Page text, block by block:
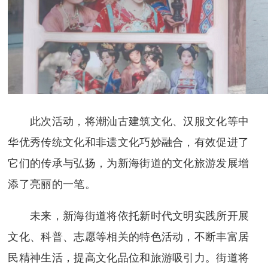
此次活动，将潮汕古建筑文化、汉服文化等中
华优秀传统文化和非遗文化巧妙融合，有效促进了
它们的传承与弘扬，为新海街道的文化旅游发展增
添了亮丽的一笔。
未来，新海街道将依托新时代文明实践所开展
文化、科普、志愿等相关的特色活动，不断丰富居
民精神生活，提高文化品位和旅游吸引力。街道将